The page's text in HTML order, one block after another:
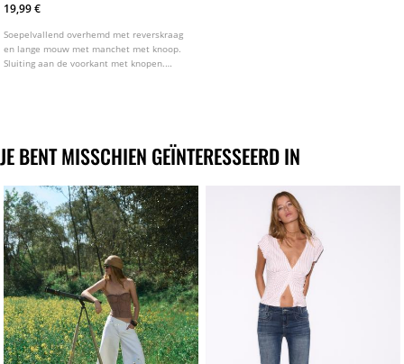
19,99 €
Soepelvallend overhemd met reverskraag
en lange mouw met manchet met knoop.
Sluiting aan de voorkant met knopen.
JE BENT MISSCHIEN GEÏNTERESSEERD IN